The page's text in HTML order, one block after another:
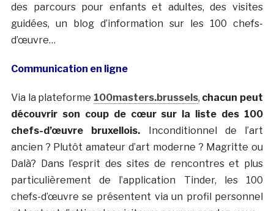
des parcours pour enfants et adultes, des visites
guidées, un blog d’information sur les 100 chefs-
d’œuvre…
Communication en ligne
Via la plateforme 100masters.brussels, chacun peut
découvrir son coup de cœur sur la liste des 100
chefs-d’œuvre bruxellois. Inconditionnel de l’art
ancien ? Plutôt amateur d’art moderne ? Magritte ou
Dalà­? Dans l’esprit des sites de rencontres et plus
particulièrement de l’application Tinder, les 100
chefs-d’œuvre se présentent via un profil personnel